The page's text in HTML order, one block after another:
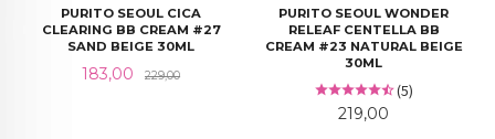
PURITO SEOUL CICA
CLEARING BB CREAM #27
SAND BEIGE 30ML
Tilbud
183,00 229,00Rabatt
PURITO SEOUL WONDER
RELEAF CENTELLA BB
CREAM #23 NATURAL BEIGE
30ML
(5)
Pris
219,00